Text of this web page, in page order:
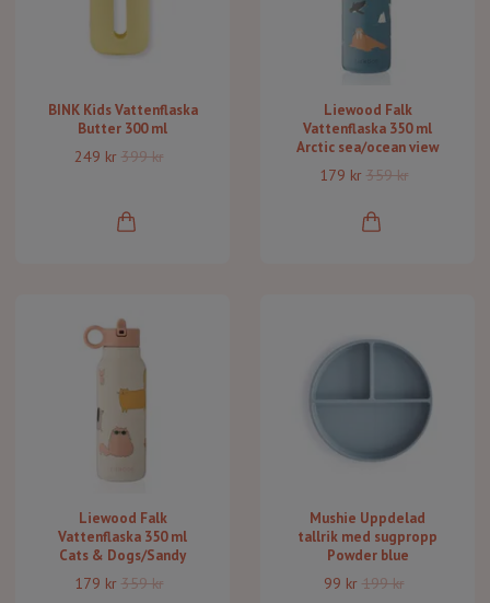
BINK Kids Vattenflaska
Butter 300 ml
249 kr 399 kr
Liewood Falk
Vattenflaska 350 ml
Arctic sea/ocean view
179 kr 359 kr
Liewood Falk
Vattenflaska 350 ml
Cats & Dogs/Sandy
179 kr 359 kr
Mushie Uppdelad
tallrik med sugpropp
Powder blue
99 kr 199 kr